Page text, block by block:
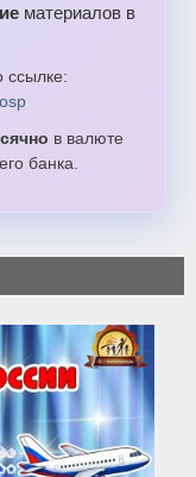
материалов в
ссылке:
в валюте
банка.